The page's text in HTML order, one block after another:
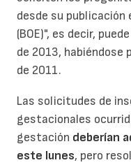
desde su publicación
(BOE)", es decir,
de 2013, habiéndose
de 2011.
Las solicitudes de
gestacionales
gestación deberían
este lunes, pero